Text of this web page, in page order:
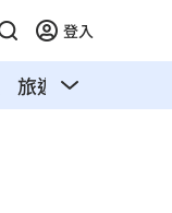
登入
旅遊 汽車